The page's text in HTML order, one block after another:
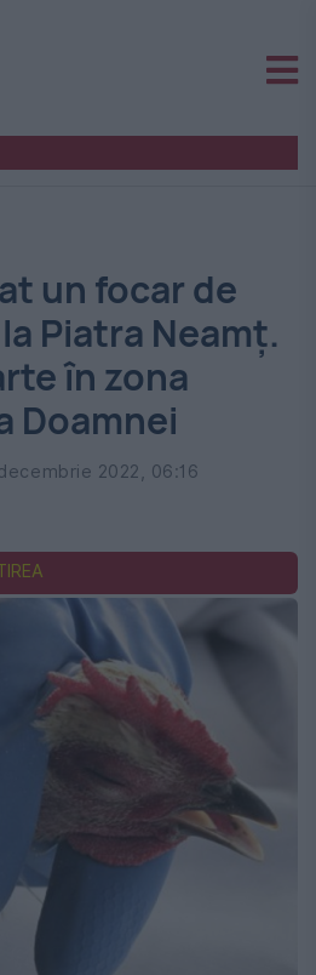
un focar de
Piatra Neamț.
în zona
Doamnei
2022, 06:16